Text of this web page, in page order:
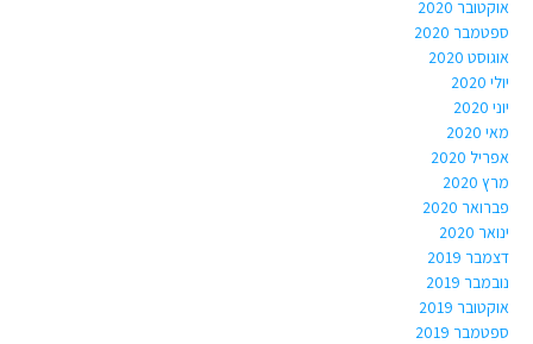
אוקטובר 2020
ספטמבר 2020
אוגוסט 2020
יולי 2020
יוני 2020
מאי 2020
אפריל 2020
מרץ 2020
פברואר 2020
ינואר 2020
דצמבר 2019
נובמבר 2019
אוקטובר 2019
ספטמבר 2019